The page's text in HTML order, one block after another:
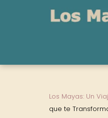
Los Mayas: Un
que te